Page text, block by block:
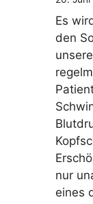
Es
den
nur
eines